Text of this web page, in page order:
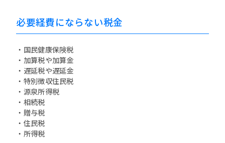
必要経費にならない税金
・国民健康保険税
・加算税や加算金
・遅延税や遅延金
・特別徴収住民税
・源泉所得税
・相続税
・贈与税
・住民税
・所得税